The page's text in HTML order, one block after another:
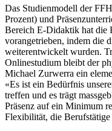
Das Studienmodell der
Prozent) und
Bereich E-Didaktik hat die
vorangetrieben, indem die
weiterentwickelt wurden.
Onlinestudium bleibt der
Michael Zurwerra ein
«Es ist ein Bedürfnis
treffen und es trägt
Präsenz auf ein Minimum
Flexibilität, die